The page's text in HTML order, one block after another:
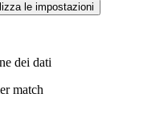
le impostazioni
dei dati
match